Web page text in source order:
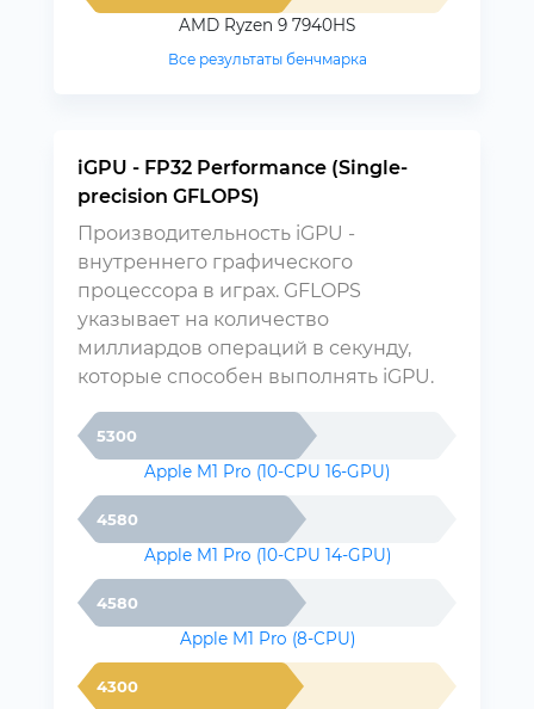
AMD Ryzen 9 7940HS
Все результаты бенчмарка
iGPU - FP32 Performance (Single-
precision GFLOPS)
Производительность iGPU -
внутреннего графического
процессора в играх. GFLOPS
указывает на количество
миллиардов операций в секунду,
которые способен выполнять iGPU.
5300
Apple M1 Pro (10-CPU 16-GPU)
4580
Apple M1 Pro (10-CPU 14-GPU)
4580
Apple M1 Pro (8-CPU)
4300